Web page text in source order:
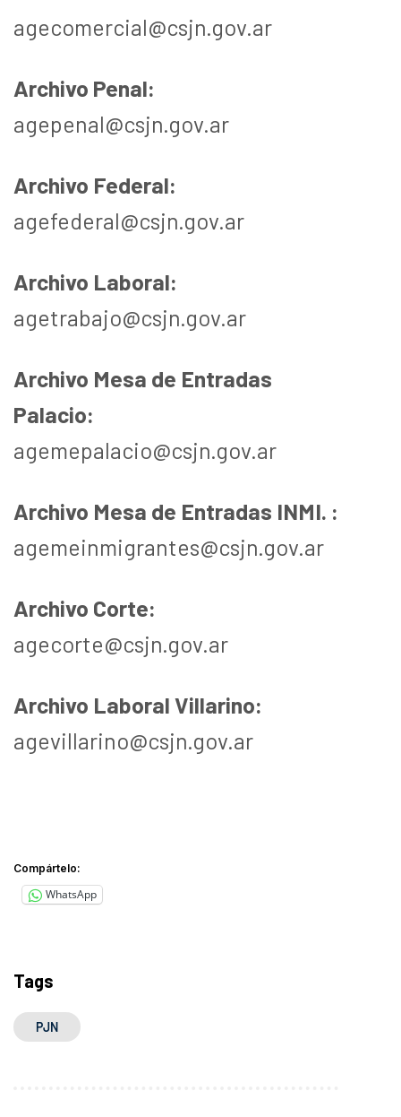
agecomercial@csjn.gov.ar
Archivo Penal:
agepenal@csjn.gov.ar
Archivo Federal:
agefederal@csjn.gov.ar
Archivo Laboral:
agetrabajo@csjn.gov.ar
Archivo Mesa de Entradas
Palacio:
agemepalacio@csjn.gov.ar
Archivo Mesa de Entradas INMI. :
agemeinmigrantes@csjn.gov.ar
Archivo Corte:
agecorte@csjn.gov.ar
Archivo Laboral Villarino:
agevillarino@csjn.gov.ar
Compártelo:
WhatsApp
Tags
PJN